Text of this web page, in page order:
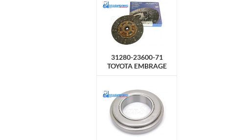
31280-23600-71
TOYOTA EMBRAGE
DISCO